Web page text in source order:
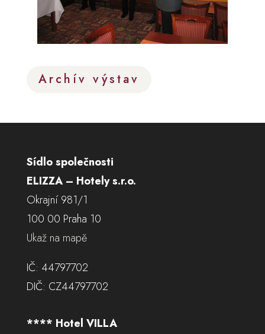
Archív výstav
Sídlo společnosti
ELIZZA – Hotely s.r.o.
Okrajní 981/1
100 00 Praha 10
Ukaž na mapě
IČ: 44797702
DIČ: CZ44797702
**** Hotel VILLA